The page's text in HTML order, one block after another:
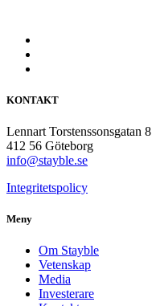
KONTAKT
Lennart Torstenssonsgatan 8
412 56 Göteborg
info@stayble.se
Integritetspolicy
Meny
Om Stayble
Vetenskap
Media
Investerare